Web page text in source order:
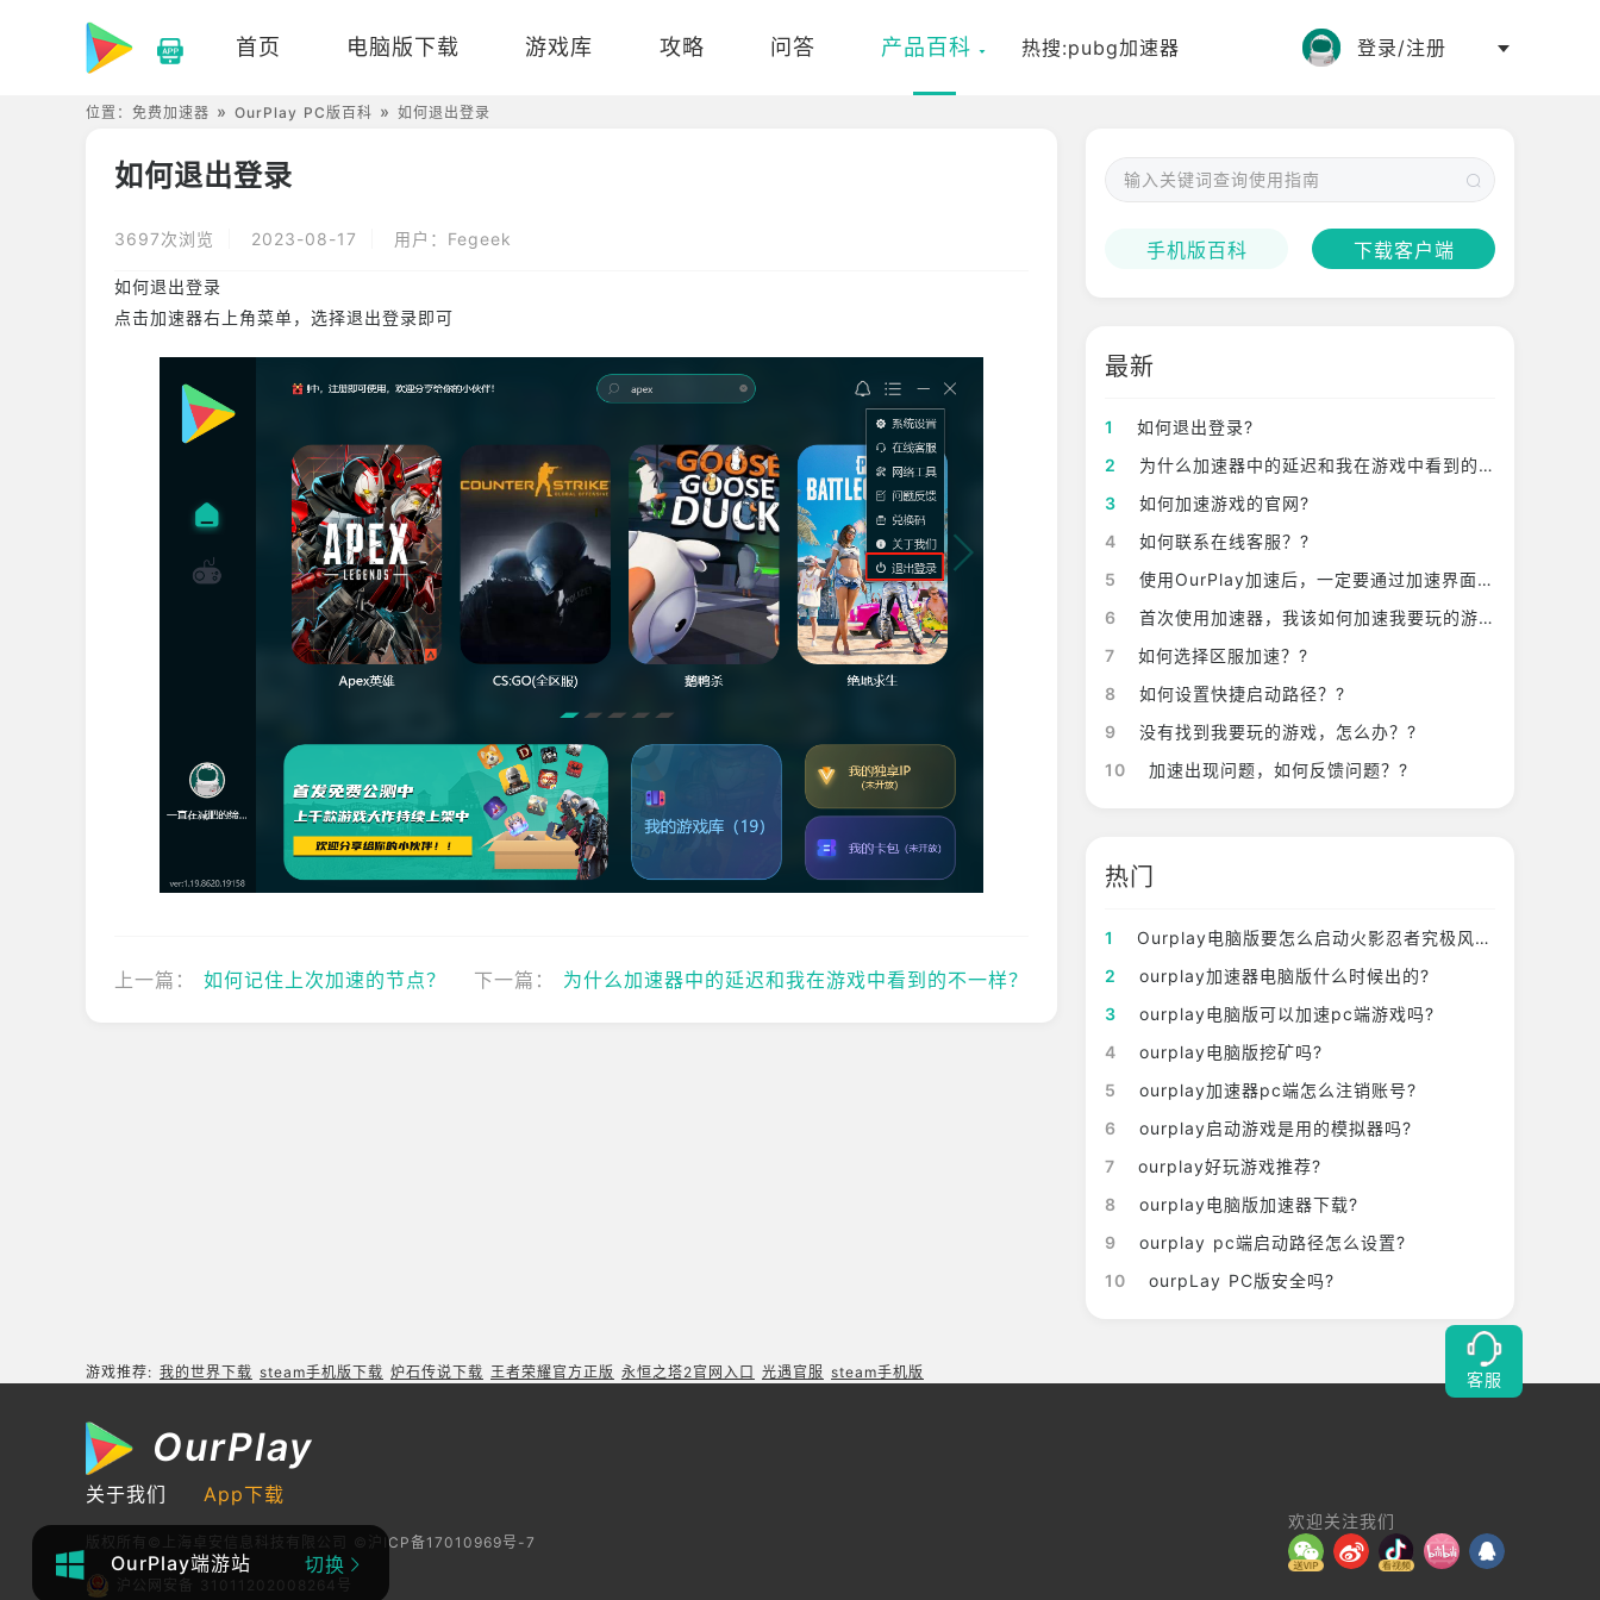
首页 电脑版下载 游戏库 攻略 问答 产品百科 热搜:pubg加速器 登录/注册
客服
位置： 免费加速器 OurPlay PC版百科 如何退出登录
如何退出登录
3697次浏览 2023-08-17 用户：Fegeek
如何退出登录
点击加速器右上角菜单，选择退出登录即可
上一篇： 如何记住上次加速的节点？ 下一篇： 为什么加速器中的延迟和我在游戏中看到的不一样？
手机版百科 下载客户端
最新
1
如何退出登录?
2
为什么加速器中的延迟和我在游戏中看到的不一样？?
3
如何加速游戏的官网?
4
如何联系在线客服？?
5
使用OurPlay加速后，一定要通过加速界面的启动游戏来开启游戏吗？?
6
首次使用加速器，我该如何加速我要玩的游戏？?
7
如何选择区服加速？?
8
如何设置快捷启动路径？?
9
没有找到我要玩的游戏，怎么办？?
10
加速出现问题，如何反馈问题？?
热门
1
Ourplay电脑版要怎么启动火影忍者究极风暴4?
2
ourplay加速器电脑版什么时候出的?
3
ourplay电脑版可以加速pc端游戏吗?
4
ourplay电脑版挖矿吗?
5
ourplay加速器pc端怎么注销账号?
6
ourplay启动游戏是用的模拟器吗?
7
ourplay好玩游戏推荐?
8
ourplay电脑版加速器下载?
9
ourplay pc端启动路径怎么设置?
10
ourpLay PC版安全吗?
游戏推荐: 我的世界下载 steam手机版下载 炉石传说下载 王者荣耀官方正版 永恒之塔2官网入口 光遇官服 steam手机版
OurPlay
关于我们 App下载
版权所有©上海卓安信息科技有限公司 ©沪ICP备17010969号-7
沪公网安备 31011202008264号
欢迎关注我们
OurPlay端游站 切换